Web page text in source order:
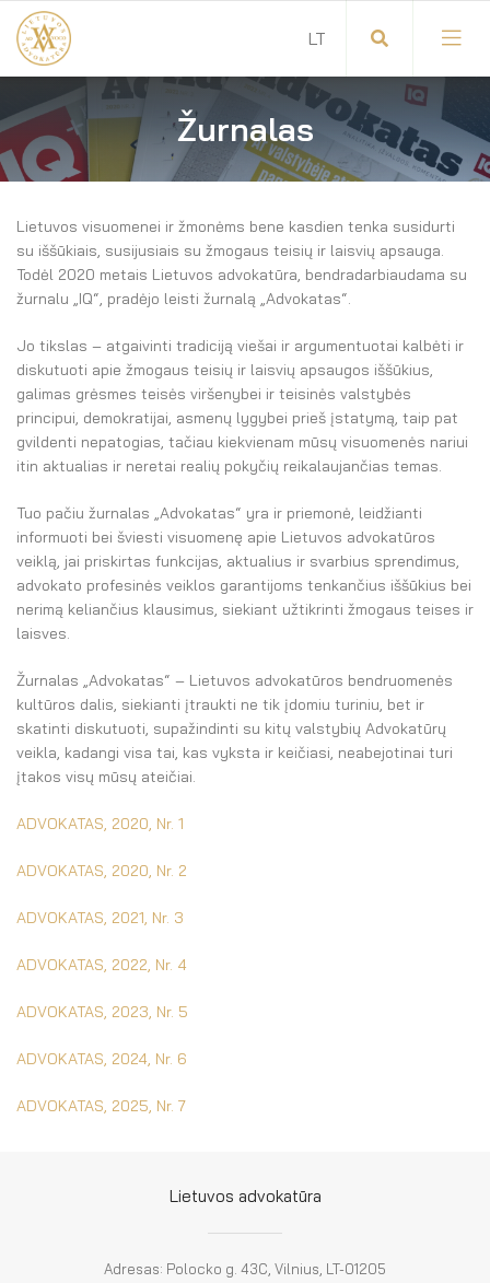
Visuotinis advokatų susirinkimas
Advokatų tarybos pirmininkas
Advokatų taryba
Garbės teismas
Revizijos komisija
Administracija
Savitarna
Savivaldos teisės aktai
Dokumentų atmintinė
Garbės ženklų registras
Gynėjas
EN
DE
ES
Žurnalas
Lietuvos visuomenei ir žmonėms bene kasdien tenka susidurti
su iššūkiais, susijusiais su žmogaus teisių ir laisvių apsauga.
Todėl 2020 metais Lietuvos advokatūra, bendradarbiaudama su
žurnalu „IQ“, pradėjo leisti žurnalą „Advokatas“.
Jo tikslas – atgaivinti tradiciją viešai ir argumentuotai kalbėti ir
diskutuoti apie žmogaus teisių ir laisvių apsaugos iššūkius,
galimas grėsmes teisės viršenybei ir teisinės valstybės
principui, demokratijai, asmenų lygybei prieš įstatymą, taip pat
gvildenti nepatogias, tačiau kiekvienam mūsų visuomenės nariui
itin aktualias ir neretai realių pokyčių reikalaujančias temas.
Tuo pačiu žurnalas „Advokatas“ yra ir priemonė, leidžianti
informuoti bei šviesti visuomenę apie Lietuvos advokatūros
veiklą, jai priskirtas funkcijas, aktualius ir svarbius sprendimus,
advokato profesinės veiklos garantijoms tenkančius iššūkius bei
nerimą keliančius klausimus, siekiant užtikrinti žmogaus teises ir
laisves.
Žurnalas „Advokatas“ – Lietuvos advokatūros bendruomenės
kultūros dalis, siekianti įtraukti ne tik įdomiu turiniu, bet ir
skatinti diskutuoti, supažindinti su kitų valstybių Advokatūrų
veikla, kadangi visa tai, kas vyksta ir keičiasi, neabejotinai turi
įtakos visų mūsų ateičiai.
ADVOKATAS, 2020, Nr. 1
ADVOKATAS, 2020, Nr. 2
ADVOKATAS, 2021, Nr. 3
ADVOKATAS, 2022, Nr. 4
ADVOKATAS, 2023, Nr. 5
ADVOKATAS, 2024, Nr. 6
ADVOKATAS, 2025, Nr. 7
Lietuvos advokatūra
Adresas: Polocko g. 43C, Vilnius, LT-01205